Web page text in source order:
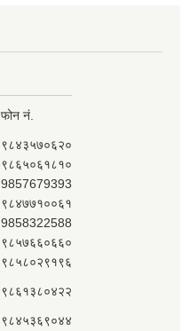
फोन नं.
९८४३५७०६२०
९८६५०६१८१०
9857679393
९८४७७१००६१
9858322588
९८५७६६०६६०
९८५८०२९१९६
९८६१३८०४२२
९८४५३६९०४४